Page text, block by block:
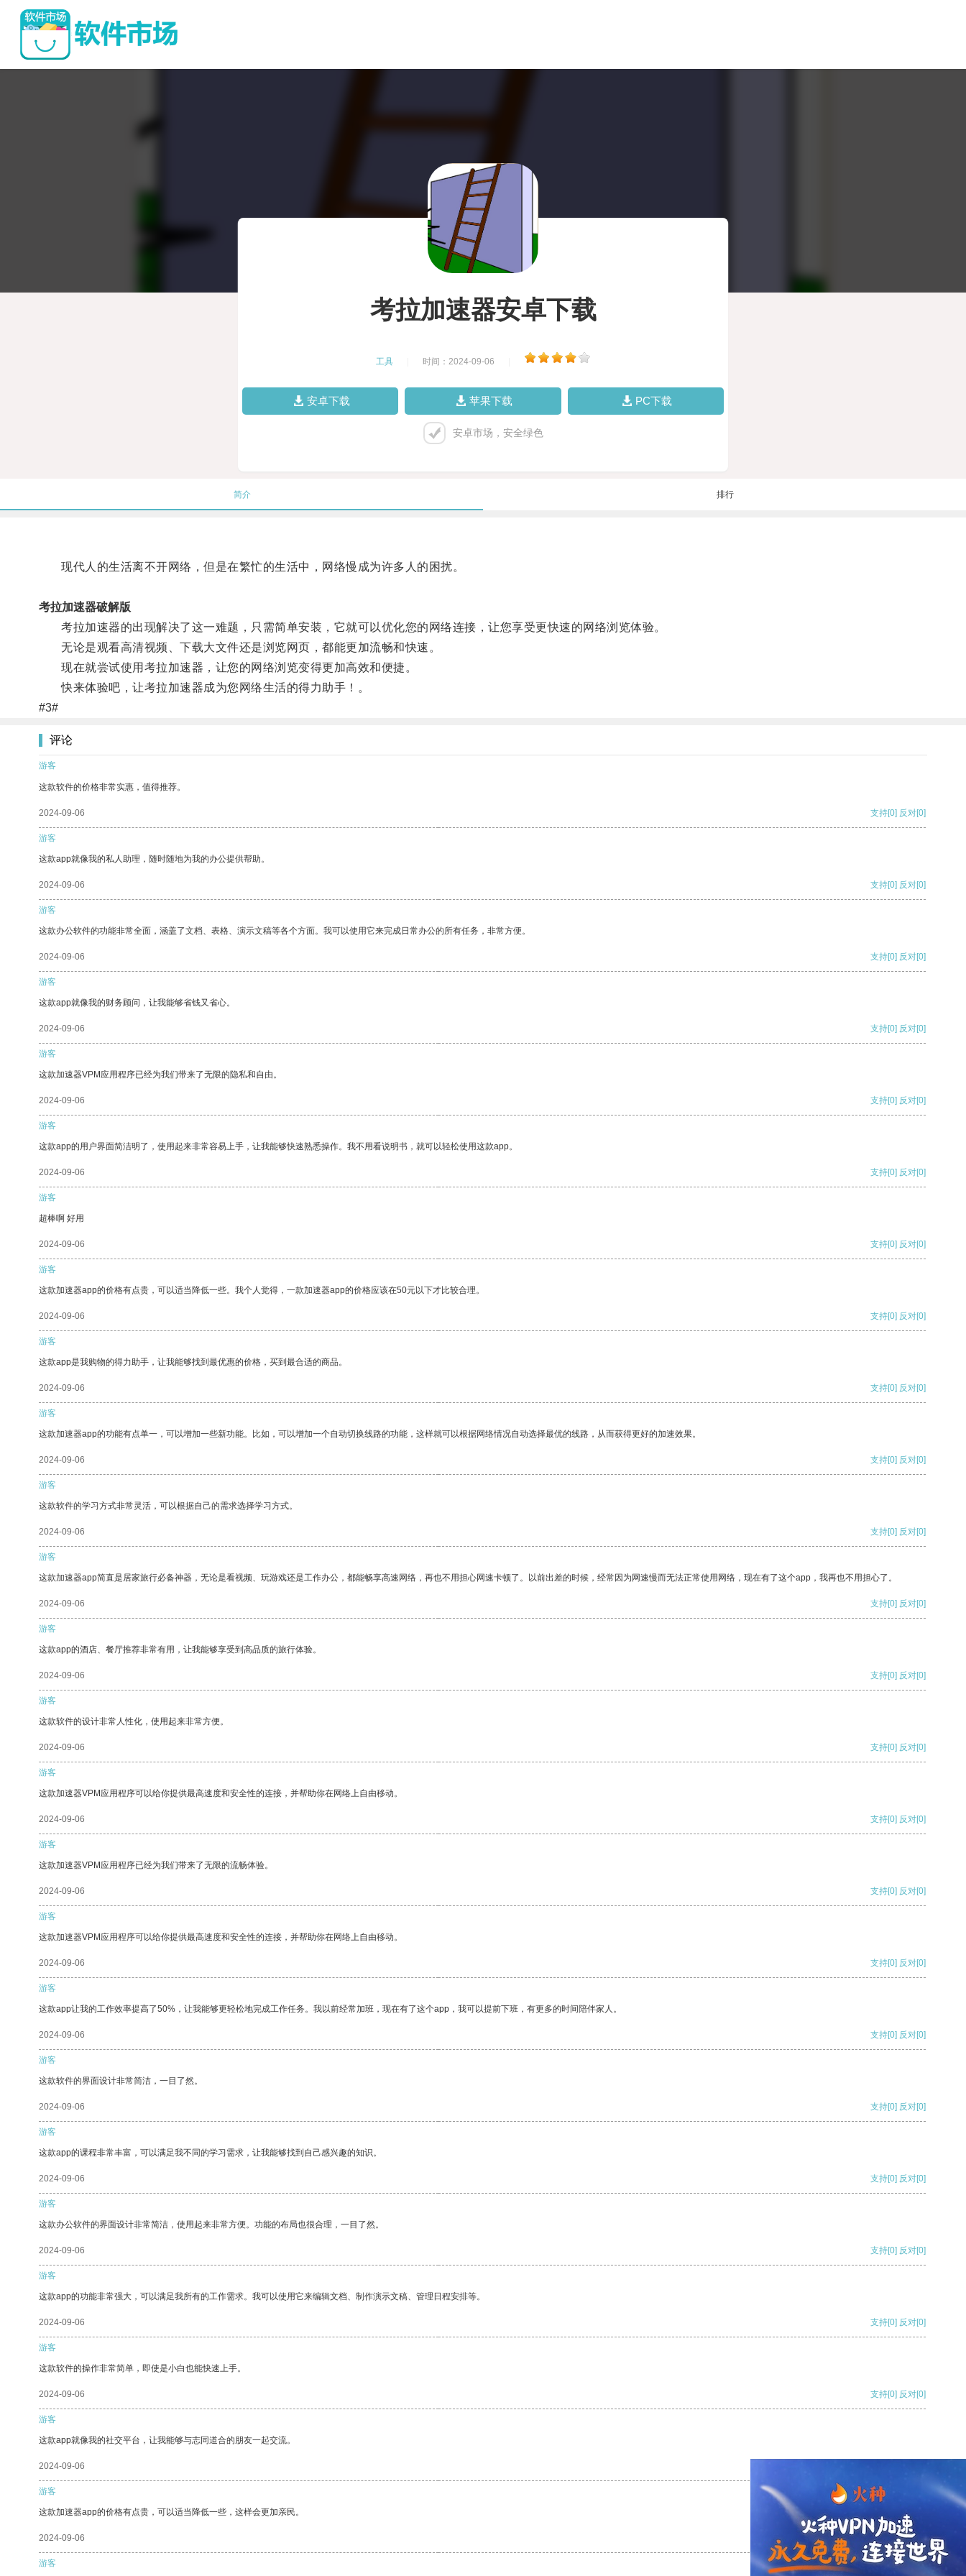
考拉加速器安卓下载
工具 时间：2024-09-06
安卓下载 苹果下载 PC下载
安卓市场，安全绿色
简介 排行
现代人的生活离不开网络，但是在繁忙的生活中，网络慢成为许多人的困扰。
考拉加速器破解版
考拉加速器的出现解决了这一难题，只需简单安装，它就可以优化您的网络连接，让您享受更快速的网络浏览体验。
无论是观看高清视频、下载大文件还是浏览网页，都能更加流畅和快速。
现在就尝试使用考拉加速器，让您的网络浏览变得更加高效和便捷。
快来体验吧，让考拉加速器成为您网络生活的得力助手！。
#3#
评论
游客
这款软件的价格非常实惠，值得推荐。
2024-09-06 支持[0] 反对[0]
游客
这款app就像我的私人助理，随时随地为我的办公提供帮助。
2024-09-06 支持[0] 反对[0]
游客
这款办公软件的功能非常全面，涵盖了文档、表格、演示文稿等各个方面。我可以使用它来完成日常办公的所有任务，非常方便。
2024-09-06 支持[0] 反对[0]
游客
这款app就像我的财务顾问，让我能够省钱又省心。
2024-09-06 支持[0] 反对[0]
游客
这款加速器VPM应用程序已经为我们带来了无限的隐私和自由。
2024-09-06 支持[0] 反对[0]
游客
这款app的用户界面简洁明了，使用起来非常容易上手，让我能够快速熟悉操作。我不用看说明书，就可以轻松使用这款app。
2024-09-06 支持[0] 反对[0]
游客
超棒啊 好用
2024-09-06 支持[0] 反对[0]
游客
这款加速器app的价格有点贵，可以适当降低一些。我个人觉得，一款加速器app的价格应该在50元以下才比较合理。
2024-09-06 支持[0] 反对[0]
游客
这款app是我购物的得力助手，让我能够找到最优惠的价格，买到最合适的商品。
2024-09-06 支持[0] 反对[0]
游客
这款加速器app的功能有点单一，可以增加一些新功能。比如，可以增加一个自动切换线路的功能，这样就可以根据网络情况自动选择最优的线路，从而获得更好的加速效果。
2024-09-06 支持[0] 反对[0]
游客
这款软件的学习方式非常灵活，可以根据自己的需求选择学习方式。
2024-09-06 支持[0] 反对[0]
游客
这款加速器app简直是居家旅行必备神器，无论是看视频、玩游戏还是工作办公，都能畅享高速网络，再也不用担心网速卡顿了。以前出差的时候，经常因为网速慢而无法正常使用网络，现在有了这个app，我再也不用担心了。
2024-09-06 支持[0] 反对[0]
游客
这款app的酒店、餐厅推荐非常有用，让我能够享受到高品质的旅行体验。
2024-09-06 支持[0] 反对[0]
游客
这款软件的设计非常人性化，使用起来非常方便。
2024-09-06 支持[0] 反对[0]
游客
这款加速器VPM应用程序可以给你提供最高速度和安全性的连接，并帮助你在网络上自由移动。
2024-09-06 支持[0] 反对[0]
游客
这款加速器VPM应用程序已经为我们带来了无限的流畅体验。
2024-09-06 支持[0] 反对[0]
游客
这款加速器VPM应用程序可以给你提供最高速度和安全性的连接，并帮助你在网络上自由移动。
2024-09-06 支持[0] 反对[0]
游客
这款app让我的工作效率提高了50%，让我能够更轻松地完成工作任务。我以前经常加班，现在有了这个app，我可以提前下班，有更多的时间陪伴家人。
2024-09-06 支持[0] 反对[0]
游客
这款软件的界面设计非常简洁，一目了然。
2024-09-06 支持[0] 反对[0]
游客
这款app的课程非常丰富，可以满足我不同的学习需求，让我能够找到自己感兴趣的知识。
2024-09-06 支持[0] 反对[0]
游客
这款办公软件的界面设计非常简洁，使用起来非常方便。功能的布局也很合理，一目了然。
2024-09-06 支持[0] 反对[0]
游客
这款app的功能非常强大，可以满足我所有的工作需求。我可以使用它来编辑文档、制作演示文稿、管理日程安排等。
2024-09-06 支持[0] 反对[0]
游客
这款软件的操作非常简单，即使是小白也能快速上手。
2024-09-06 支持[0] 反对[0]
游客
这款app就像我的社交平台，让我能够与志同道合的朋友一起交流。
2024-09-06
游客
这款加速器app的价格有点贵，可以适当降低一些，这样会更加亲民。
2024-09-06 支持 [0] 反对 [0]
游客